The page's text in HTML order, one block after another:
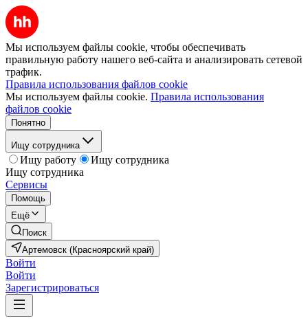
Мы используем файлы cookie, чтобы обеспечивать
правильную работу нашего веб-сайта и анализировать сетевой
трафик.
Правила использования файлов cookie
Мы используем файлы cookie. Правила использования
файлов cookie
Понятно
Ищу сотрудника
Ищу работу
Ищу сотрудника
Ищу сотрудника
Сервисы
Помощь
Ещё
Поиск
Артемовск (Красноярский край)
Войти
Войти
Зарегистрироваться